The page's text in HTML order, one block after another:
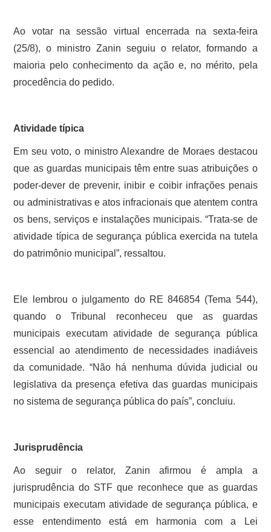
Ao votar na sessão virtual encerrada na sexta-feira
(25/8), o ministro Zanin seguiu o relator, formando a
maioria pelo conhecimento da ação e, no mérito, pela
procedência do pedido.
Atividade típica
Em seu voto, o ministro Alexandre de Moraes destacou
que as guardas municipais têm entre suas atribuições o
poder-dever de prevenir, inibir e coibir infrações penais
ou administrativas e atos infracionais que atentem contra
os bens, serviços e instalações municipais. “Trata-se de
atividade típica de segurança pública exercida na tutela
do patrimônio municipal”, ressaltou.
Ele lembrou o julgamento do RE 846854 (Tema 544),
quando o Tribunal reconheceu que as guardas
municipais executam atividade de segurança pública
essencial ao atendimento de necessidades inadiáveis
da comunidade. “Não há nenhuma dúvida judicial ou
legislativa da presença efetiva das guardas municipais
no sistema de segurança pública do país”, concluiu.
Jurisprudência
Ao seguir o relator, Zanin afirmou é ampla a
jurisprudência do STF que reconhece que as guardas
municipais executam atividade de segurança pública, e
esse entendimento está em harmonia com a Lei